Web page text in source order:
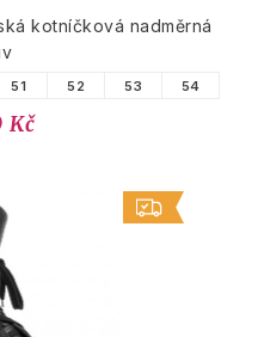
kotníčková nadměrná
51 52 53 54
Kč